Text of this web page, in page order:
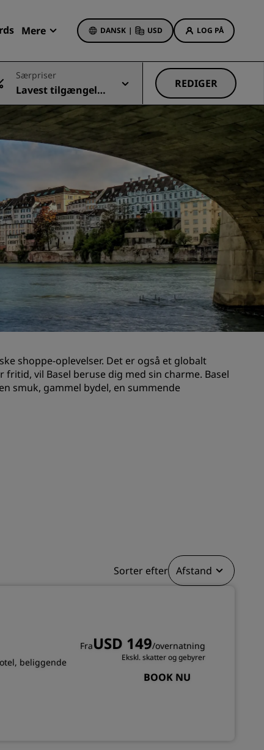
Mere
Mine bookinger
DANSK | USD LOG PÅ
Hoteltilbud
Se vores tilbud
Få bonuspoint som nyt medlem
Deals of the Day
Book på forhånd
Se vores pakker
Rejseideer
Familievenlige hoteller
Rad Pets
Bryllupslokaler
Bæredygtige ophold
Ophold for sportshold
Centrum-hoteller
Besøg vores blog
Særpriser
Lavest tilgængelig
e pris
REDIGER
shoppe-oplevelser. Det er også et globalt
vil Basel beruse dig med sin charme. Basel
smuk, gammel bydel, en summende
Sorter efter Afstand
beliggende
FraUSD 149/overnatning
Ekskl. skatter og gebyrer
BOOK NU